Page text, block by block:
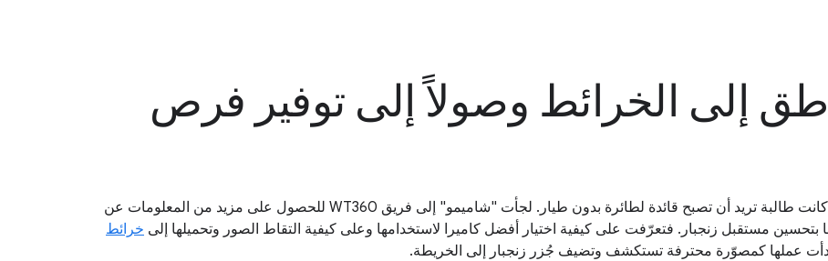
إلى الخرائط وصولاً إلى توفير فرص
عندما التقى "فيديريكو" بـ "شاميمو ياسين" للمرة الأولى، كانت طالبة تريد أن تصبح قائدة لطائرة بدون طيار. لجأت "شاميمو" إلى فريق WT360 للحصول على مزيد من المعلومات عن
بتحسين مستقبل زنجبار. فتعرّفت على كيفية اختيار أفضل كاميرا لاستخدامها وعلى كيفية التقاط الصور وتحميلها إلى خرائط
عملها كمصوّرة محترفة تستكشف وتضيف جُزر زنجبار إلى الخريطة.